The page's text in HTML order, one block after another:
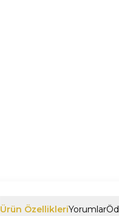
Ürün ÖzellikleriYorumlar